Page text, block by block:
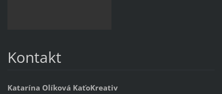
Kontakt
Katarína Olíková KaťoKreativ